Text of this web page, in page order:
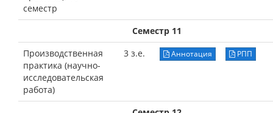
семестр
Семестр 11
Производственная
практика (научно-
исследовательская
работа)
3 з.е. Аннотация РПП